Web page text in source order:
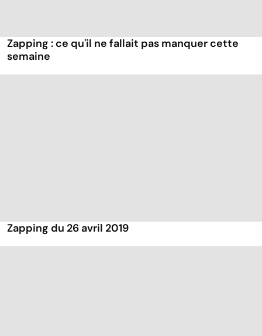
Zapping : ce qu'il ne fallait pas manquer cette
semaine
Zapping du 26 avril 2019